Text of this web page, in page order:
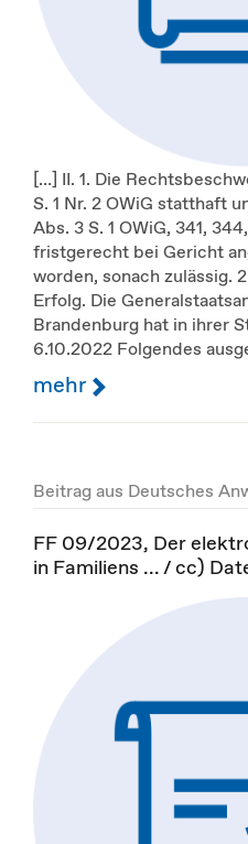
[…] II. 1. Die
S. 1 Nr. 2 OWiG statthaft
Abs. 3 S. 1 OWiG, 341,
fristgerecht bei Gericht
worden, sonach zulässig.
Erfolg. Die
Brandenburg hat in ihrer
6.10.2022 Folgendes
mehr
Beitrag aus Deutsches
FF 09/2023, Der
in Familiens ... / cc)